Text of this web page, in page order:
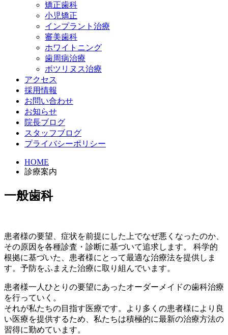
矯正歯科
小児矯正
インプラント治療
審美歯科
ホワイトニング
歯周病治療
ボツリヌス治療
アクセス
採用情報
お問い合わせ
お知らせ
院長ブログ
スタッフブログ
プライバシーポリシー
HOME
診療案内
一般歯科
患者様の要望、症状を前提にした上でなぜ悪くなったのか、
その原因を各種診査・診断に基づいて追求します。 科学的
根拠に基づいた、患者様にとって最適な治療法を提供しま
す。予防をふまえた治療に取り組んでいます。
患者様一人ひとりの要望にあったオーダーメイドの歯科治療
を行っていく。
それが私たちの目指す医療です。より多くの患者様により良
い医療を提供するため、私たちは積極的に最新の治療方法の
習得に勤めています。